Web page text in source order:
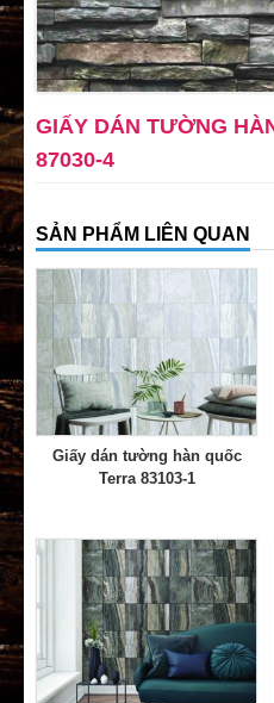
GIẤY DÁN TƯỜNG
87030-4
SẢN PHẨM LIÊN QUAN
Giấy dán tường hàn quốc
Terra 83103-1